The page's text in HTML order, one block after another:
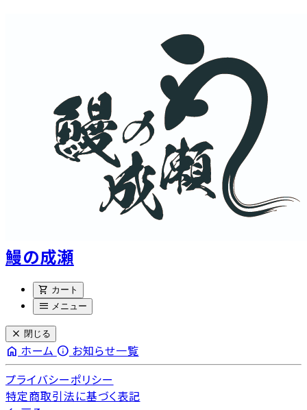
鰻の成瀬
shopping_cart カート
menu メニュー
close 閉じる
home ホーム info お知らせ一覧
プライバシーポリシー
特定商取引法に基づく表記